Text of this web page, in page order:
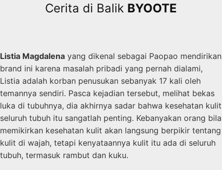
Cerita di Balik BYOOTE
Listia Magdalena yang dikenal sebagai Paopao mendirikan
brand ini karena masalah pribadi yang pernah dialami,
Listia adalah korban penusukan sebanyak 17 kali oleh
temannya sendiri. Pasca kejadian tersebut, melihat bekas
luka di tubuhnya, dia akhirnya sadar bahwa kesehatan kulit
seluruh tubuh itu sangatlah penting. Kebanyakan orang bila
memikirkan kesehatan kulit akan langsung berpikir tentang
kulit di wajah, tetapi kenyataannya kulit itu ada di seluruh
tubuh, termasuk rambut dan kuku.